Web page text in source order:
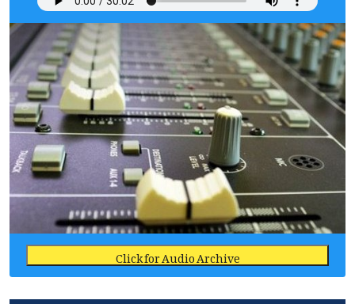
Click for Audio Archive